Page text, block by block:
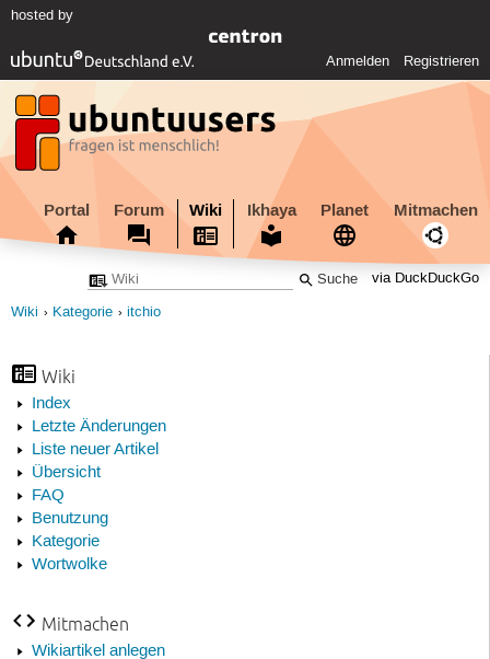
hosted by
Anmelden Registrieren
Portal Forum Wiki Ikhaya Planet Mitmachen
via DuckDuckGo
Wiki Kategorie itchio
Wiki
Index
Letzte Änderungen
Liste neuer Artikel
Übersicht
FAQ
Benutzung
Kategorie
Wortwolke
Mitmachen
Wikiartikel anlegen